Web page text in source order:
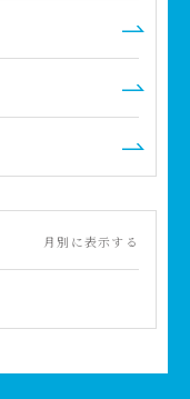
月別に表示する